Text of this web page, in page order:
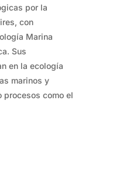
por la
con
Marina
Sus
en la ecología
marinos y
procesos como el